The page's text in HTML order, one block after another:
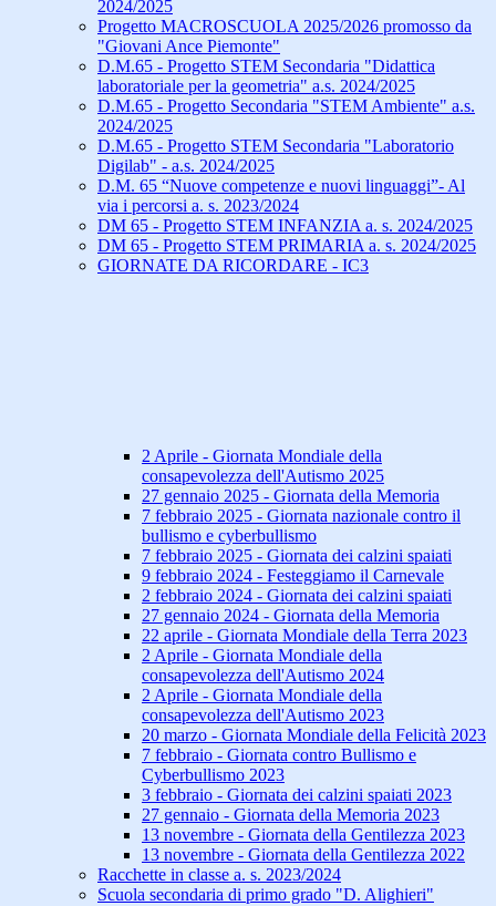
2024/2025
Progetto MACROSCUOLA 2025/2026 promosso da
"Giovani Ance Piemonte"
D.M.65 - Progetto STEM Secondaria "Didattica
laboratoriale per la geometria" a.s. 2024/2025
D.M.65 - Progetto Secondaria "STEM Ambiente" a.s.
2024/2025
D.M.65 - Progetto STEM Secondaria "Laboratorio
Digilab" - a.s. 2024/2025
D.M. 65 “Nuove competenze e nuovi linguaggi”- Al
via i percorsi a. s. 2023/2024
DM 65 - Progetto STEM INFANZIA a. s. 2024/2025
DM 65 - Progetto STEM PRIMARIA a. s. 2024/2025
GIORNATE DA RICORDARE - IC3
2 Aprile - Giornata Mondiale della
consapevolezza dell'Autismo 2025
27 gennaio 2025 - Giornata della Memoria
7 febbraio 2025 - Giornata nazionale contro il
bullismo e cyberbullismo
7 febbraio 2025 - Giornata dei calzini spaiati
9 febbraio 2024 - Festeggiamo il Carnevale
2 febbraio 2024 - Giornata dei calzini spaiati
27 gennaio 2024 - Giornata della Memoria
22 aprile - Giornata Mondiale della Terra 2023
2 Aprile - Giornata Mondiale della
consapevolezza dell'Autismo 2024
2 Aprile - Giornata Mondiale della
consapevolezza dell'Autismo 2023
20 marzo - Giornata Mondiale della Felicità 2023
7 febbraio - Giornata contro Bullismo e
Cyberbullismo 2023
3 febbraio - Giornata dei calzini spaiati 2023
27 gennaio - Giornata della Memoria 2023
13 novembre - Giornata della Gentilezza 2023
13 novembre - Giornata della Gentilezza 2022
Racchette in classe a. s. 2023/2024
Scuola secondaria di primo grado "D. Alighieri"